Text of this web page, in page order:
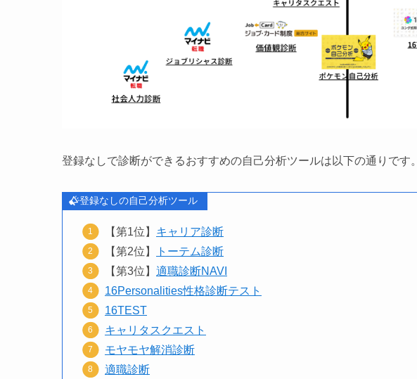
登録なしで診断ができるおすすめの自己分析ツールは以下の通りです。
登録なしの自己分析ツール
【第1位】 キャリア診断
【第2位】
トーテム診断
【第3位】 適職診断NAVI
16Personalities性格診断テスト
16TEST
キャリタスクエスト
モヤモヤ解消診断
適職診断